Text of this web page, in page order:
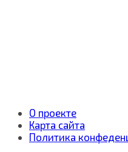
О проекте
Карта сайта
Политика